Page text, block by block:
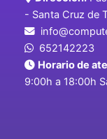
- Santa Cruz de
652142223
Horario de
9:00h a 18:00h